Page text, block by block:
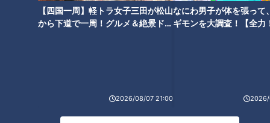
【四国一周】軽トラ女子三田が松山
から下道で一周！グルメ＆絶景ドラ
2026/08/07 21:00
なにわ男子が体を張って
ギモンを大調査！【全力
2026/
脅威の1Kgデカ盛りメニューが
たくさん！人気ファミレス店の
CBC若狭アナがくだを巻く！
『THE TIME,』中継に「取り扱